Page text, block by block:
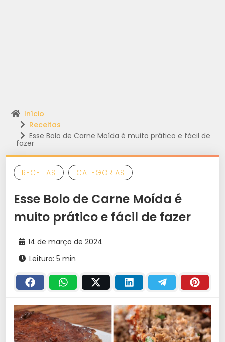
Início
Receitas
Esse Bolo de Carne Moída é muito prático e fácil de
fazer
RECEITAS CATEGORIAS
Esse Bolo de Carne Moída é
muito prático e fácil de fazer
14 de março de 2024
Leitura: 5 min